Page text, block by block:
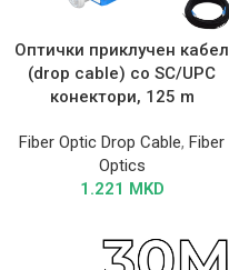
Оптички приклучен кабел
(drop cable) со SC/UPC
конектори, 125 m
Fiber Optic Drop Cable, Fiber
Optics
1.221 MKD